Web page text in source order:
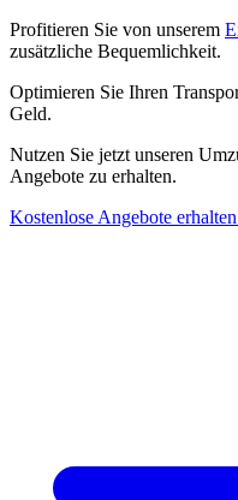
Profitieren Sie von unserem
zusätzliche Bequemlichkeit.
Optimieren Sie Ihren
Geld.
Nutzen Sie jetzt unseren
Angebote zu erhalten.
Kostenlose Angebote